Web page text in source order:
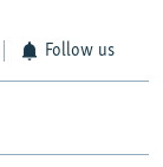
Follow us